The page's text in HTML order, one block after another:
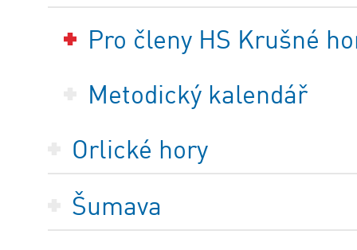
Pro členy HS Krušné
Metodický kalendář
Orlické hory
Šumava